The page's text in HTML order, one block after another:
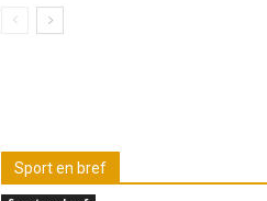
Sport en bref